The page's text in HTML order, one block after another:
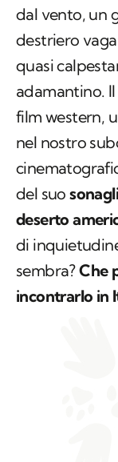
dal vento, un
destriero
quasi
adamantino.
film western,
nel nostro
del suo
deserto
di
sembra?Che
incontrarlo in